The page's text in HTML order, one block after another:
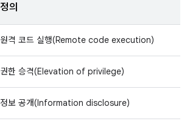
정의
원격 코드 실행(Remote code execution)
권한 승격(Elevation of privilege)
정보 공개(Information disclosure)